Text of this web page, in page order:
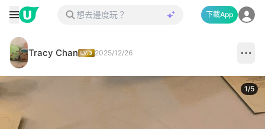
下載App
Tracy Chan 2025/12/26
1/5